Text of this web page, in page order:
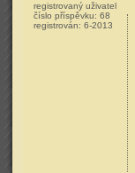
registrovaný uživatel
číslo příspěvku: 68
registrován: 6-2013